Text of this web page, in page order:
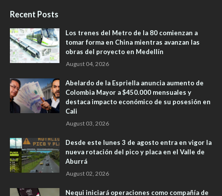
Recent Posts
Los trenes del Metro de la 80 comienzan a
tomar forma en China mientras avanzan las
obras del proyecto en Medellín
August 04, 2026
Abelardo de la Espriella anuncia aumento de
Colombia Mayor a $450.000 mensuales y
destaca impacto económico de su posesión en
Cali
August 03, 2026
Desde este lunes 3 de agosto entra en vigor la
nueva rotación del pico y placa en el Valle de
Aburrá
August 02, 2026
Nequi iniciará operaciones como compañía de